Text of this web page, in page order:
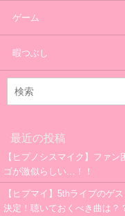
ゲーム
暇つぶし
最近の投稿
【ヒプノシスマイク】ファ
ゴが激似らしい…！！
【ヒプマイ】5thライブのゲ
決定！聴いておくべき曲は？